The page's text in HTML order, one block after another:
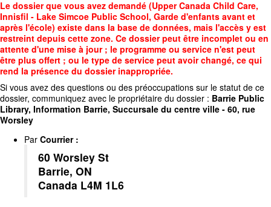
Accédez
au
contenu
principal
Le dossier que vous avez demandé (Upper Canada Child Care,
Innisfil - Lake Simcoe Public School, Garde d'enfants avant et
après l'école) existe dans la base de données, mais l'accès y est
restreint depuis cette zone. Ce dossier peut être incomplet ou en
attente d'une mise à jour ; le programme ou service n'est peut
être plus offert ; ou le type de service peut avoir changé, ce qui
rend la présence du dossier inappropriée.
Si vous avez des questions ou des préoccupations sur le statut de ce
dossier, communiquez avec le propriétaire du dossier : Barrie Public
Library, Information Barrie, Succursale du centre ville - 60, rue
Worsley
Par Courrier:
60 Worsley St
Barrie, ON
Canada L4M 1L6